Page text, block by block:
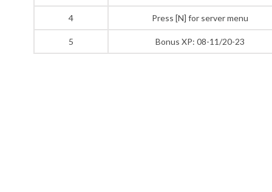
4 Press [N] for server menu
5 Bonus XP: 08-11/20-23